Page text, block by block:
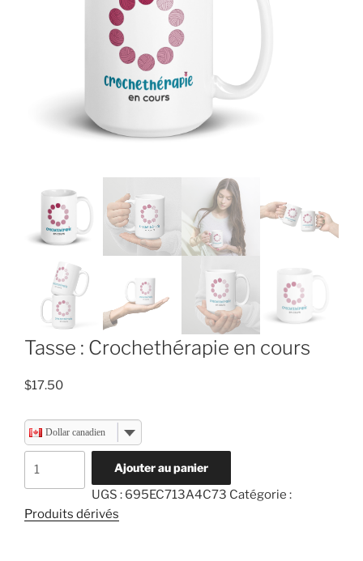
Tasse : Crochethérapie en cours
$17.50
Dollar canadien
:
Ajouter au panier
UGS : 695EC713A4C73 Catégorie :
Produits dérivés